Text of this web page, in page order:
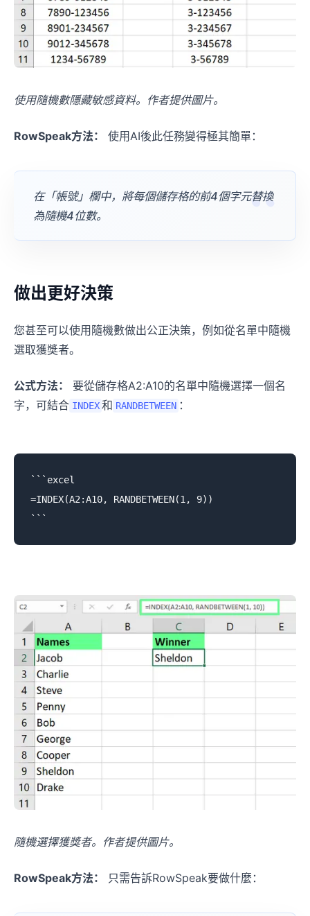
使用隨機數隱藏敏感資料。作者提供圖片。
RowSpeak方法： 使用AI後此任務變得極其簡單：
在「帳號」欄中，將每個儲存格的前4個字元替換
為隨機4位數。
做出更好決策
您甚至可以使用隨機數做出公正決策，例如從名單中隨機
選取獲獎者。
公式方法：
要從儲存格A2:A10的名單中隨機選擇一個名
字，可結合 INDEX 和 RANDBETWEEN ：
```excel
=INDEX(A2:A10, RANDBETWEEN(1, 9))
隨機選擇獲獎者。作者提供圖片。
RowSpeak方法： 只需告訴RowSpeak要做什麼：